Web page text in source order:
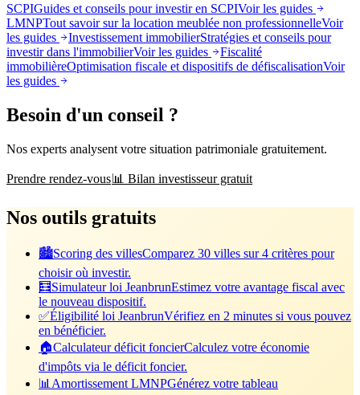
SCPIGuides et conseils pour investir en SCPIVoir les guides
LMNPTout savoir sur la location meublée non professionnelleVoir
les guides
Investissement immobilierStratégies et conseils pour
investir dans l'immobilierVoir les guides
Fiscalité
immobilièreOptimisation fiscale et dispositifs de défiscalisationVoir
les guides
Besoin d'un conseil ?
Nos experts analysent votre situation patrimoniale gratuitement.
Prendre rendez-vous📊 Bilan investisseur gratuit
Nos outils gratuits
🏙️Scoring des villesComparez 30 villes sur 4 critères pour
choisir où investir.
🧮Simulateur loi JeanbrunEstimez votre avantage fiscal avec
le nouveau dispositif.
✅Éligibilité loi JeanbrunVérifiez en 2 minutes si vous pouvez
en bénéficier.
🏠Calculateur déficit foncierCalculez votre économie
d'impôts via le déficit foncier.
📊Amortissement LMNPGénérez votre tableau